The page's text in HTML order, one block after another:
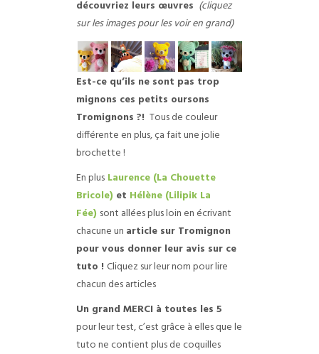
découvriez leurs œuvres (cliquez
sur les images pour les voir en grand)
Est-ce qu’ils ne sont pas trop
mignons ces petits oursons
Tromignons ?! Tous de couleur
différente en plus, ça fait une jolie
brochette !
En plus Laurence (La Chouette
Bricole) et Hélène (Lilipik La
Fée) sont allées plus loin en écrivant
chacune un article sur Tromignon
pour vous donner leur avis sur ce
tuto ! Cliquez sur leur nom pour lire
chacun des articles
Un grand MERCI à toutes les 5
pour leur test, c’est grâce à elles que le
tuto ne contient plus de coquilles